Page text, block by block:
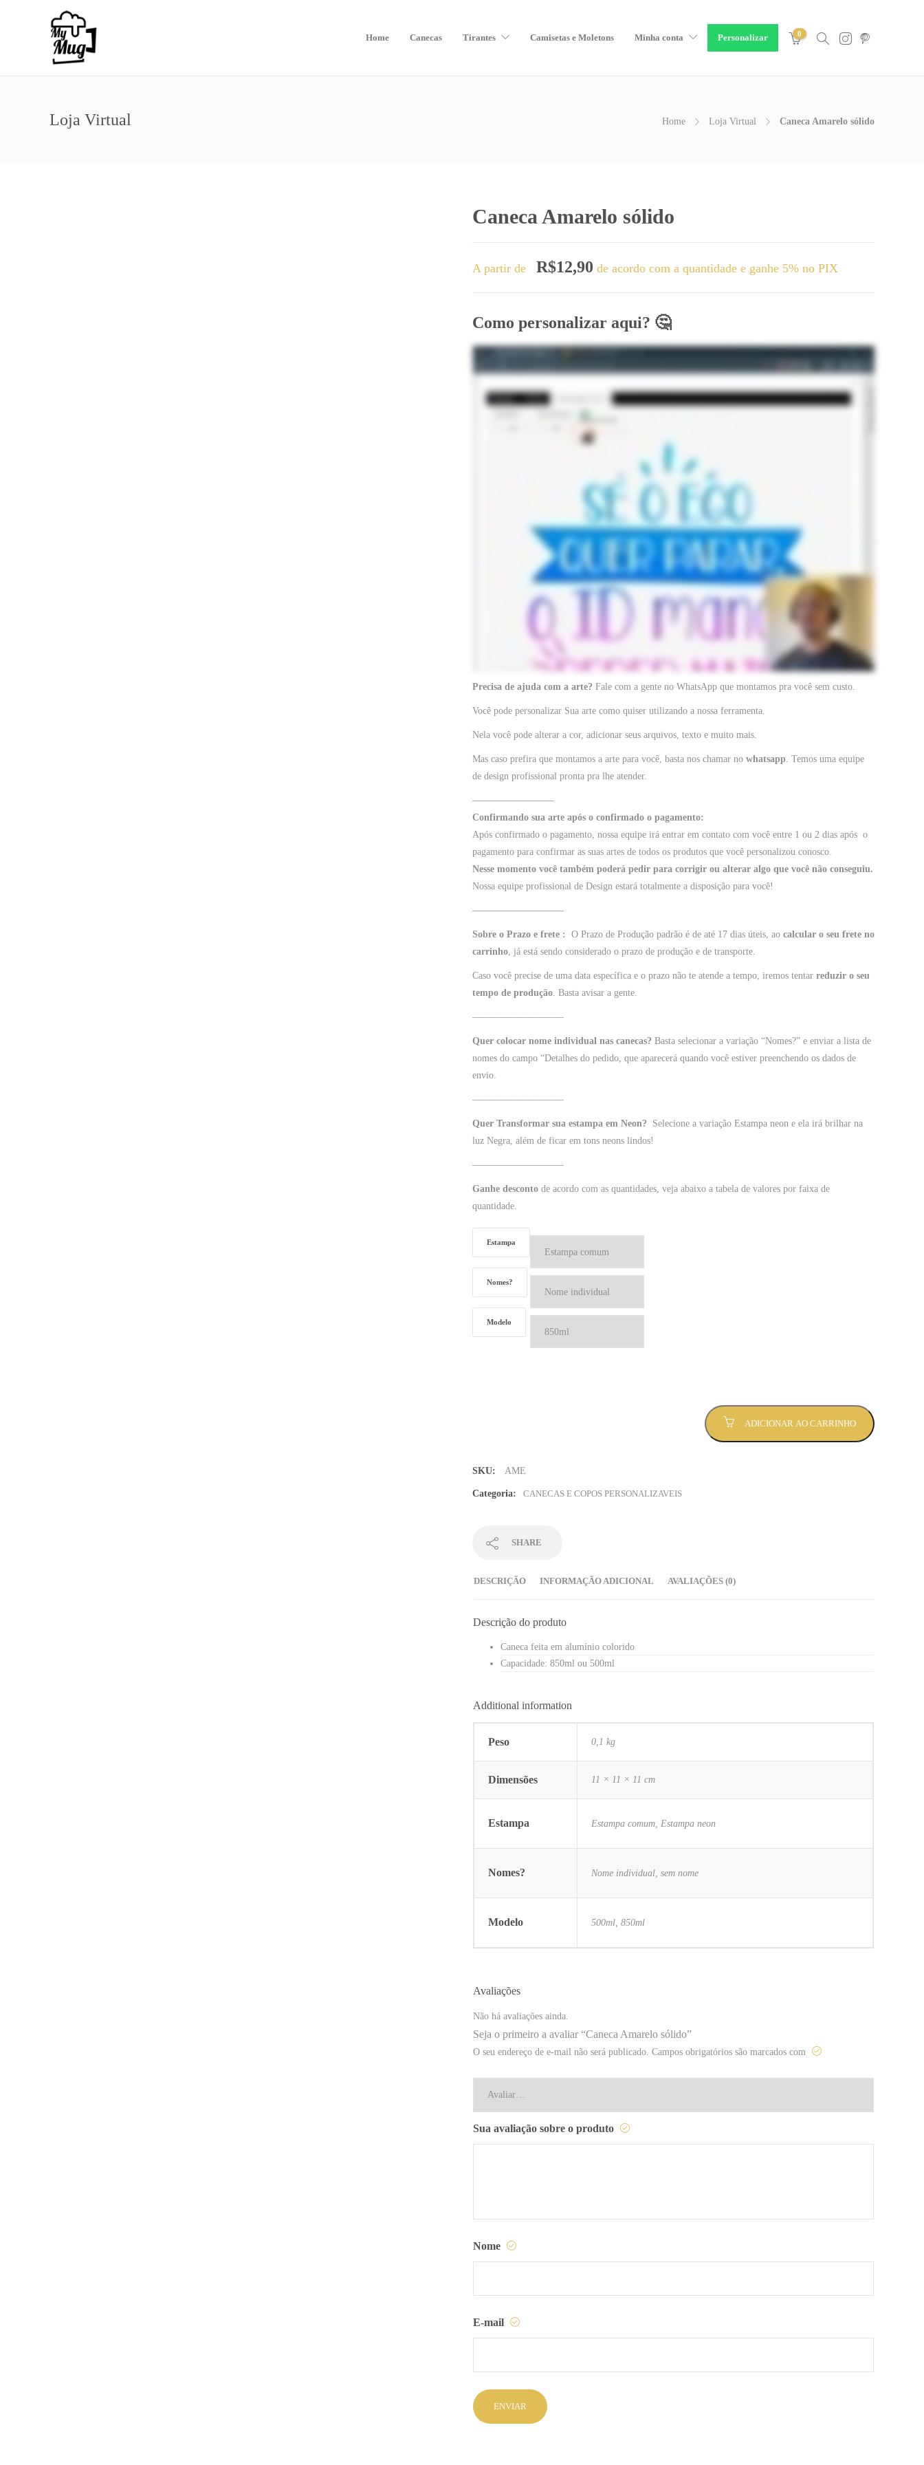
Home Canecas Tirantes Camisetas e Moletons Minha conta Personalizar 0
Loja Virtual Home Loja Virtual Caneca Amarelo sólido
Caneca Amarelo sólido
A partir de R$12,90 de acordo com a quantidade e ganhe 5% no PIX
Como personalizar aqui? 🤔
Precisa de ajuda com a arte? Fale com a gente no WhatsApp que montamos pra você sem custo.
Você pode personalizar Sua arte como quiser utilizando a nossa ferramenta.
Nela você pode alterar a cor, adicionar seus arquivos, texto e muito mais.
Mas caso prefira que montamos a arte para você, basta nos chamar no whatsapp. Temos uma equipe
de design profissional pronta pra lhe atender.
————————–
Confirmando sua arte após o confirmado o pagamento:
Após confirmado o pagamento, nossa equipe irá entrar em contato com você entre 1 ou 2 dias após o
pagamento para confirmar as suas artes de todos os produtos que você personalizou conosco.
Nesse momento você também poderá pedir para corrigir ou alterar algo que você não conseguiu.
Nossa equipe profissional de Design estará totalmente a disposição para você!
—————————–
Sobre o Prazo e frete : O Prazo de Produção padrão é de até 17 dias úteis, ao calcular o seu frete no
carrinho, já está sendo considerado o prazo de produção e de transporte.
Caso você precise de uma data específica e o prazo não te atende a tempo, iremos tentar reduzir o seu
tempo de produção. Basta avisar a gente.
—————————–
Quer colocar nome individual nas canecas? Basta selecionar a variação “Nomes?” e enviar a lista de
nomes do campo “Detalhes do pedido, que aparecerá quando você estiver preenchendo os dados de
envio.
—————————–
Quer Transformar sua estampa em Neon? Selecione a variação Estampa neon e ela irá brilhar na
luz Negra, além de ficar em tons neons lindos!
—————————–
Ganhe desconto de acordo com as quantidades, veja abaixo a tabela de valores por faixa de
quantidade.
Estampa
Nomes?
Modelo
ADICIONAR AO CARRINHO
SKU: AME
Categoria: CANECAS E COPOS PERSONALIZAVEIS
SHARE
DESCRIÇÃO INFORMAÇÃO ADICIONAL AVALIAÇÕES (0)
Descrição do produto
Caneca feita em alumínio colorido
Capacidade: 850ml ou 500ml
Additional information
Peso 0,1 kg
Dimensões 11 × 11 × 11 cm
Estampa Estampa comum, Estampa neon
Nomes? Nome individual, sem nome
Modelo 500ml, 850ml
Avaliações
Não há avaliações ainda.
Seja o primeiro a avaliar “Caneca Amarelo sólido”
O seu endereço de e-mail não será publicado. Campos obrigatórios são marcados com
Sua avaliação sobre o produto
Nome
E-mail